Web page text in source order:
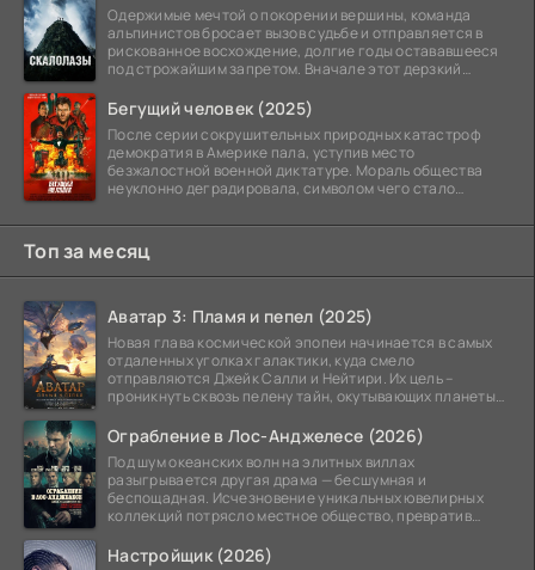
Одержимые мечтой о покорении вершины, команда
альпинистов бросает вызов судьбе и отправляется в
рискованное восхождение, долгие годы остававшееся
под строжайшим запретом. Вначале этот дерзкий
Бегущий человек (2025)
После серии сокрушительных природных катастроф
демократия в Америке пала, уступив место
безжалостной военной диктатуре. Мораль общества
неуклонно деградировала, символом чего стало
Топ за месяц
Аватар 3: Пламя и пепел (2025)
Новая глава космической эпопеи начинается в самых
отдаленных уголках галактики, куда смело
отправляются Джейк Салли и Нейтири. Их цель –
проникнуть сквозь пелену тайн, окутывающих планеты
Ограбление в Лос-Анджелесе (2026)
Под шум океанских волн на элитных виллах
разыгрывается другая драма — бесшумная и
беспощадная. Исчезновение уникальных ювелирных
коллекций потрясло местное общество, превратив
Настройщик (2026)